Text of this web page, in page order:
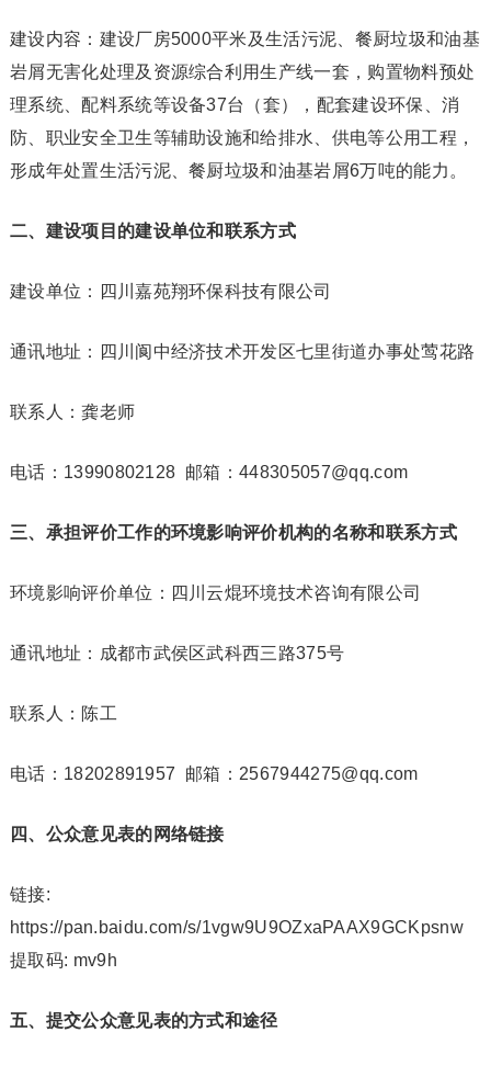
建设内容：建设厂房5000平米及生活污泥、餐厨垃圾和油基
岩屑无害化处理及资源综合利用生产线一套，购置物料预处
理系统、配料系统等设备37台（套），配套建设环保、消
防、职业安全卫生等辅助设施和给排水、供电等公用工程，
形成年处置生活污泥、餐厨垃圾和油基岩屑6万吨的能力。
二、建设项目的建设单位和联系方式
建设单位：四川嘉苑翔环保科技有限公司
通讯地址：四川阆中经济技术开发区七里街道办事处莺花路
联系人：龚老师
电话：13990802128 邮箱：448305057@qq.com
三、承担评价工作的环境影响评价机构的名称和联系方式
环境影响评价单位：四川云焜环境技术咨询有限公司
通讯地址：成都市武侯区武科西三路375号
联系人：陈工
电话：18202891957 邮箱：2567944275@qq.com
四、公众意见表的网络链接
链接:
https://pan.baidu.com/s/1vgw9U9OZxaPAAX9GCKpsnw
提取码: mv9h
五、提交公众意见表的方式和途径